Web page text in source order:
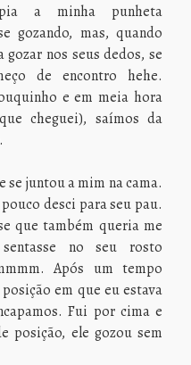
a minha punheta
gozando, mas, quando
nos seus dedos, se
de encontro hehe.
e em meia hora
cheguei), saímos da
juntou a mim na cama.
desci para seu pau.
que também queria me
no seu rosto
Após um tempo
em que eu estava
Fui por cima e
posição, ele gozou sem